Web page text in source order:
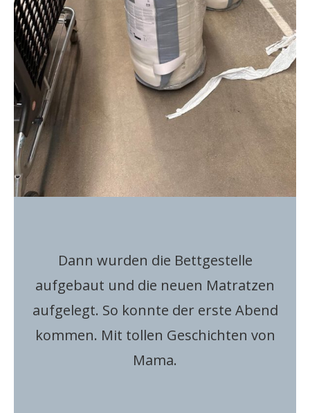
Dann wurden die Bettgestelle
aufgebaut und die neuen Matratzen
aufgelegt. So konnte der erste Abend
kommen. Mit tollen Geschichten von
Mama.